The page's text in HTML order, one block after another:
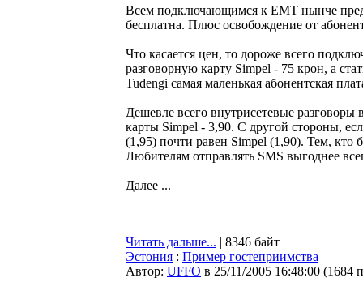
Всем подключающимся к EMT нынче
бесплатна. Плюс освобождение от
Что касается цен, то дороже всего
разговорную карту Simpel - 75 крон, а
Tudengi самая маленькая абонентская
Дешевле всего внутрисетевые разговоры
карты Simpel - 3,90. С другой стороны,
(1,95) почти равен Simpel (1,90). Тем, кто
Любителям отправлять SMS выгоднее
Далее ...
Читать дальше... | 8346 байт
Эстония : Пример гостеприимства
Автор: UFFO в 25/11/2005 16:48:00 (1684